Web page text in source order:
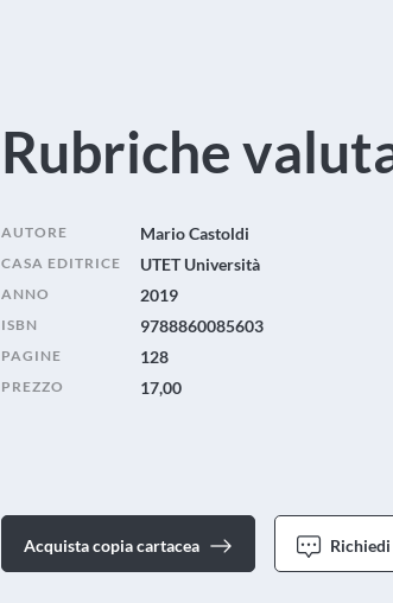
Rubriche
AUTORE Mario Castoldi
CASA EDITRICE UTET Università
ANNO 2019
ISBN 9788860085603
PAGINE 128
PREZZO 17,00
Acquista copia cartacea